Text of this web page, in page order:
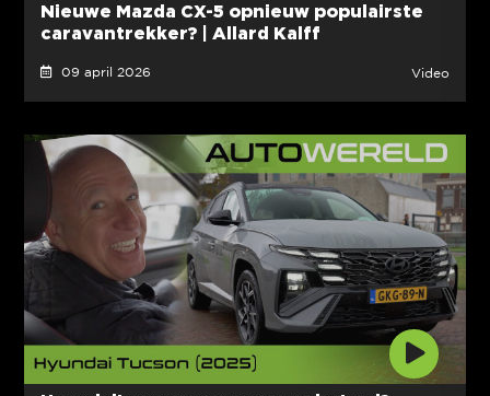
Nieuwe Mazda CX-5 opnieuw populairste
caravantrekker? | Allard Kalff
09 april 2026 Video